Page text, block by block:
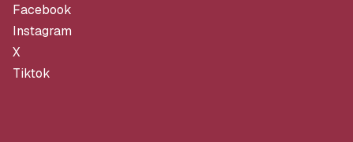
Facebook
Instagram
X
Tiktok